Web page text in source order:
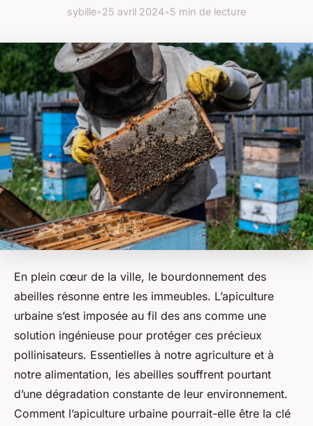
sybille•25 avril 2024•5 min de lecture
En plein cœur de la ville, le bourdonnement des
abeilles résonne entre les immeubles. L’apiculture
urbaine s’est imposée au fil des ans comme une
solution ingénieuse pour protéger ces précieux
pollinisateurs. Essentielles à notre agriculture et à
notre alimentation, les abeilles souffrent pourtant
d’une dégradation constante de leur environnement.
Comment l’apiculture urbaine pourrait-elle être la clé